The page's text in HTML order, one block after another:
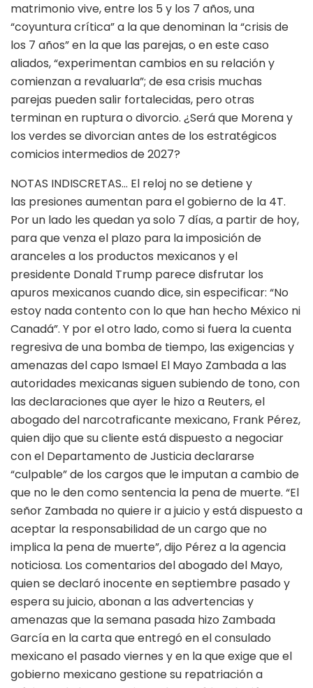
matrimonio vive, entre los 5 y los 7 años, una
“coyuntura crítica” a la que denominan la “crisis de
los 7 años” en la que las parejas, o en este caso
aliados, “experimentan cambios en su relación y
comienzan a revaluarla”; de esa crisis muchas
parejas pueden salir fortalecidas, pero otras
terminan en ruptura o divorcio. ¿Será que Morena y
los verdes se divorcian antes de los estratégicos
comicios intermedios de 2027?
NOTAS INDISCRETAS… El reloj no se detiene y
las presiones aumentan para el gobierno de la 4T.
Por un lado les quedan ya solo 7 días, a partir de hoy,
para que venza el plazo para la imposición de
aranceles a los productos mexicanos y el
presidente Donald Trump parece disfrutar los
apuros mexicanos cuando dice, sin especificar: “No
estoy nada contento con lo que han hecho México ni
Canadá”. Y por el otro lado, como si fuera la cuenta
regresiva de una bomba de tiempo, las exigencias y
amenazas del capo Ismael El Mayo Zambada a las
autoridades mexicanas siguen subiendo de tono, con
las declaraciones que ayer le hizo a Reuters, el
abogado del narcotraficante mexicano, Frank Pérez,
quien dijo que su cliente está dispuesto a negociar
con el Departamento de Justicia declararse
“culpable” de los cargos que le imputan a cambio de
que no le den como sentencia la pena de muerte. “El
señor Zambada no quiere ir a juicio y está dispuesto a
aceptar la responsabilidad de un cargo que no
implica la pena de muerte”, dijo Pérez a la agencia
noticiosa. Los comentarios del abogado del Mayo,
quien se declaró inocente en septiembre pasado y
espera su juicio, abonan a las advertencias y
amenazas que la semana pasada hizo Zambada
García en la carta que entregó en el consulado
mexicano el pasado viernes y en la que exige que el
gobierno mexicano gestione su repatriación a